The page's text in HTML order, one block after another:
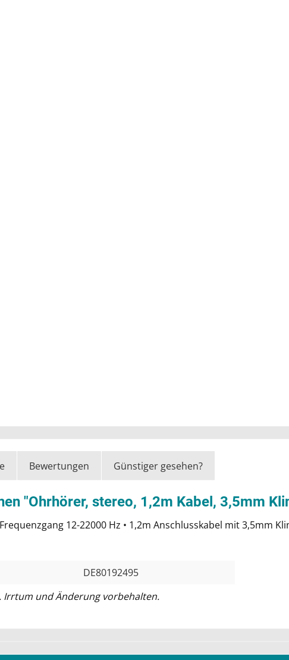
Bewertungen Günstiger gesehen?
"Ohrhörer, stereo, 1,2m Kabel, 3,5mm
12-22000 Hz • 1,2m Anschlusskabel mit 3,5mm
DE80192495
Irrtum und Änderung vorbehalten.